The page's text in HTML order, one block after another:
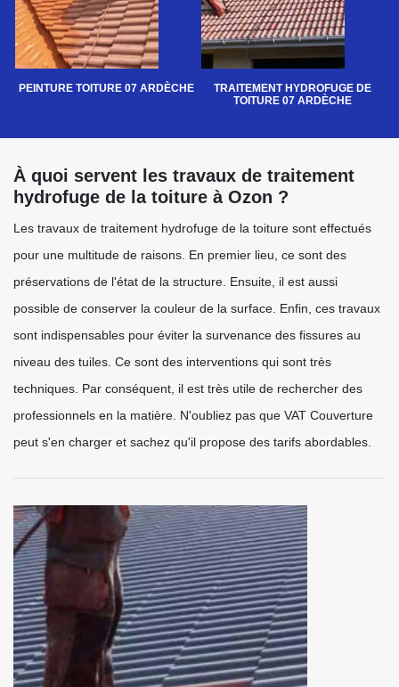
PEINTURE TOITURE 07 ARDÈCHE
TRAITEMENT HYDROFUGE DE
TOITURE 07 ARDÈCHE
À quoi servent les travaux de traitement
hydrofuge de la toiture à Ozon ?
Les travaux de traitement hydrofuge de la toiture sont effectués
pour une multitude de raisons. En premier lieu, ce sont des
préservations de l'état de la structure. Ensuite, il est aussi
possible de conserver la couleur de la surface. Enfin, ces travaux
sont indispensables pour éviter la survenance des fissures au
niveau des tuiles. Ce sont des interventions qui sont très
techniques. Par conséquent, il est très utile de rechercher des
professionnels en la matière. N'oubliez pas que VAT Couverture
peut s'en charger et sachez qu'il propose des tarifs abordables.